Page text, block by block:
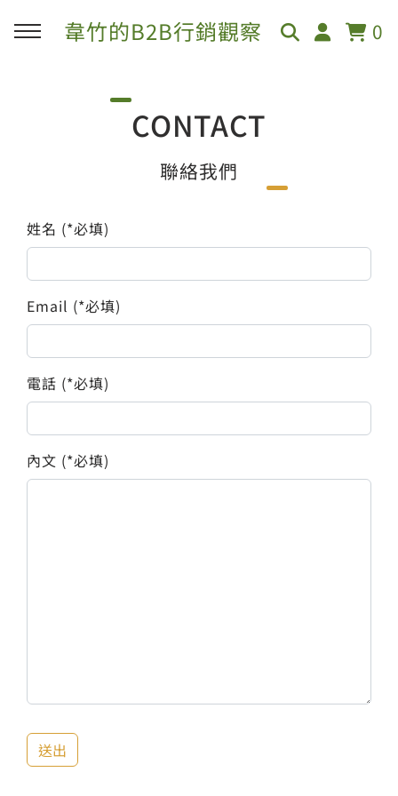
韋竹的B2B行銷觀察 0
CONTACT
聯絡我們
姓名 (*必填)
Email (*必填)
電話 (*必填)
內文 (*必填)
送出